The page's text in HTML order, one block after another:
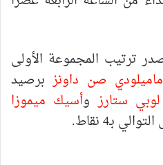
ترتيب المجموعة الأولى
ماميلودي صن داونزبرصيد
لوبي ستارزوأسيك ميموزا
بـ4 نقاط.